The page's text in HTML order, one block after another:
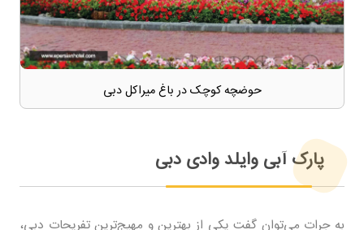
حوضچه کوچک در باغ میراکل دبی
پارک آبی وایلد وادی دبی
به جرات می‌توان گفت یکی از بهترین و مهیج‌ترین تفریحات دبی،